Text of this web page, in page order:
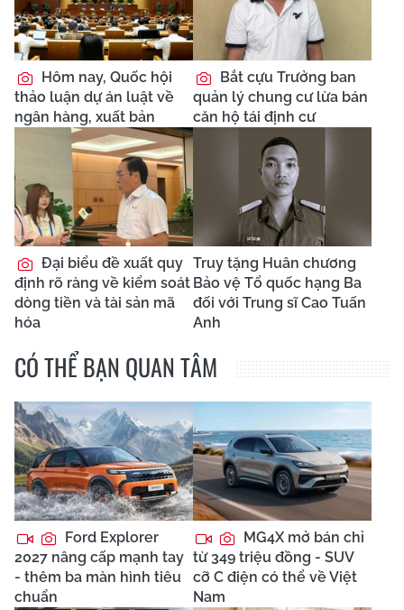
Hôm nay, Quốc hội
thảo luận dự án luật về
ngân hàng, xuất bản
Bắt cựu Trưởng ban
quản lý chung cư lừa bán
căn hộ tái định cư
Đại biểu đề xuất quy
định rõ ràng về kiểm soát
dòng tiền và tài sản mã
hóa
Truy tặng Huân chương
Bảo vệ Tổ quốc hạng Ba
đối với Trung sĩ Cao Tuấn
Anh
CÓ THỂ BẠN QUAN TÂM
Ford Explorer
2027 nâng cấp mạnh tay
- thêm ba màn hình tiêu
chuẩn
MG4X mở bán chỉ
từ 349 triệu đồng - SUV
cỡ C điện có thể về Việt
Nam